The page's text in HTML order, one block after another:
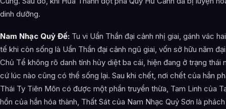
dinh dưỡng.
Nam Nhạc Quỷ Đế: Tu vi Uẩn Thần đại cảnh nhị giai, gánh vác
tế khi còn sống là Uẩn Thần đại cảnh ngũ giai, vốn sở hữu năm
Chủ Tể không rõ danh tính hủy diệt ba cái, hiện đang ở trạng thái
cứ lúc nào cũng có thể sống lại. Sau khi chết, nơi chết của hắn
Thái Ty Tiên Môn có được một phần truyền thừa, Tam Linh của
hồn của hắn hóa thành, Thất Sát của Nam Nhạc Quỷ Sơn là